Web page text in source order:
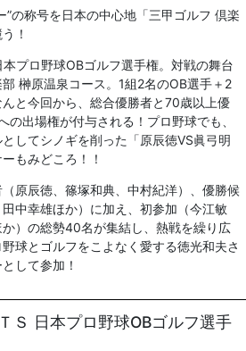
”の称号を日本の中心地「三甲ゴルフ 倶楽
！
プロ野球OBゴルフ選手権。対戦の舞台
榊原温泉コース。1組2名のOB選手＋2
と今回から、総合優勝者と70歳以上優
の出場権が付与される！プロ野球でも、
してシノギを削った「原辰徳VS眞弓明
もみどころ！！
原辰徳、篠塚和典、中村紀洋）、優勝候
中幸雄ほか）に加え、初参加（今江敏
）の総勢40名が集結し、熱戦を繰り広
球とゴルフをこよなく愛する徳光和夫さ
して参加！
Ｓ 日本プロ野球OBゴルフ選手